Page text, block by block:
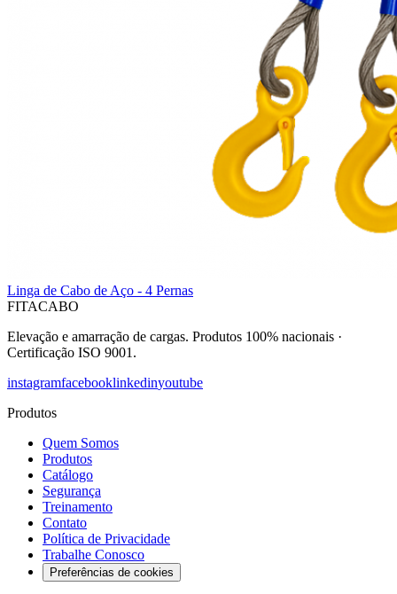
Linga de Cabo de Aço - 4 Pernas
FITACABO
Elevação e amarração de cargas. Produtos 100% nacionais ·
Certificação ISO 9001 .
instagramfacebooklinkedinyoutube
Produtos
Quem Somos
Produtos
Catálogo
Segurança
Treinamento
Contato
Política de Privacidade
Trabalhe Conosco
Preferências de cookies